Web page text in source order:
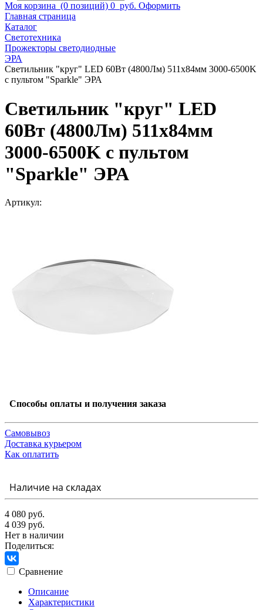
Моя корзина (0 позиций) 0 руб. Оформить
Главная страница
Каталог
Светотехника
Прожекторы светодиодные
ЭРА
Светильник "круг" LED 60Вт (4800Лм) 511х84мм 3000-6500K
с пультом "Sparkle" ЭРА
Светильник "круг" LED
60Вт (4800Лм) 511х84мм
3000-6500K с пультом
"Sparkle" ЭРА
Артикул:
Способы оплаты и получения заказа
Самовывоз
Доставка курьером
Как оплатить
Наличие на складах
4 080 руб.
4 039 руб.
Нет в наличии
Поделиться:
Сравнение
Описание
Характеристики